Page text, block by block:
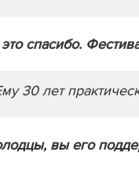
спасибо.
30 лет
вы его